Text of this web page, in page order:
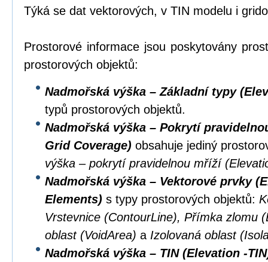
Týká se dat vektorových, v TIN modelu i
Prostorové informace jsou poskytovány
prostorových objektů:
Nadmořská výška – Základní typy
typů prostorových objektů.
Nadmořská výška – Pokrytí
Grid Coverage) obsahuje jediný
výška – pokrytí pravidelnou mříží
Nadmořská výška – Vektorové prvky
Elements) s typy prostorových objektů:
Vrstevnice (ContourLine), Přímka zlomu
oblast (VoidArea) a Izolovaná oblast
Nadmořská výška – TIN (Elevation -